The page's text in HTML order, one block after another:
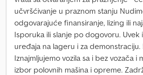
učvršćivanje u praznom stanju
odgovarajuće finansiranje, lizing ili
Isporuka ili slanje po dogovoru. Uvek
uređaja na lageru i za demonstraciju.
Iznajmljujemo vozila sa i bez vozača i
izbor polovnih mašina i opreme.